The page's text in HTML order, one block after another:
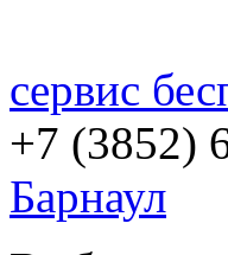
сервис
+7 (3852)
Барнаул